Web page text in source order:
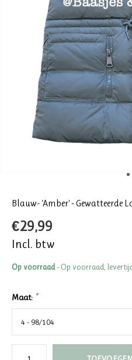
Blauw- 'Amber' - Gewatteerde
€29,99
Incl. btw
Op voorraad- Op voorraad,
Maat: *